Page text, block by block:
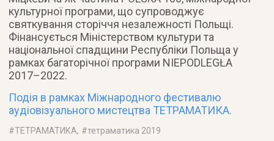
культурної програми, що супроводжує
святкування сторіччя незалежності Польщі.
Фінансується Міністерством культури та
національної спадщини Республіки Польща у
рамках багаторічної програми NIEPODLEGŁA
2017–2022.
Подія в рамках Міжнародного фестивалю
аудіовізуального мистецтва ТЕТРАМАТИКА.
#ТЕТРАМАТИКА, #тетраматика 2019